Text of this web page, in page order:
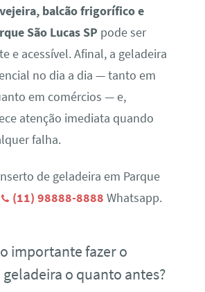
balcão frigorífico e
São Lucas SP pode ser
e acessível. Afinal, a geladeira
no dia a dia — tanto em
em comércios — e,
atenção imediata quando
falha.
de geladeira em Parque
(11) 98888-8888 Whatsapp.
importante fazer o
o quanto antes?